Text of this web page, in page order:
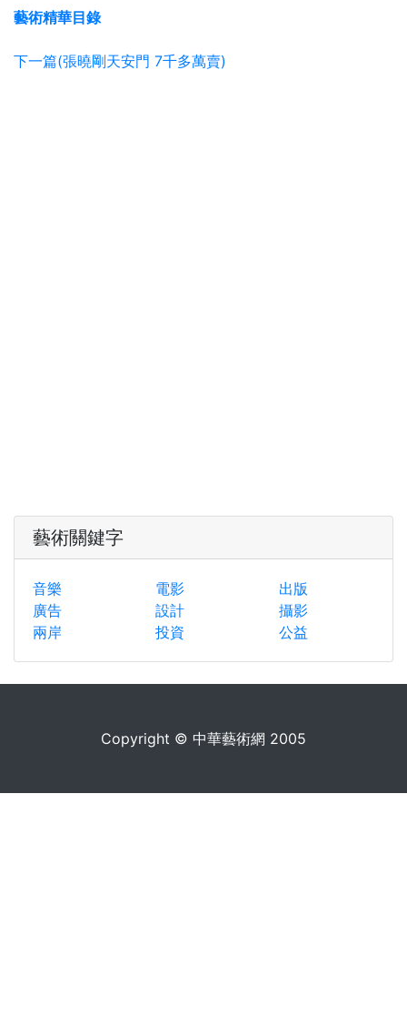
藝術精華目錄
下一篇(張曉剛天安門 7千多萬賣)
藝術關鍵字
音樂 電影
出版
廣告
設計
攝影
兩岸
投資 公益
Copyright © 中華藝術網 2005